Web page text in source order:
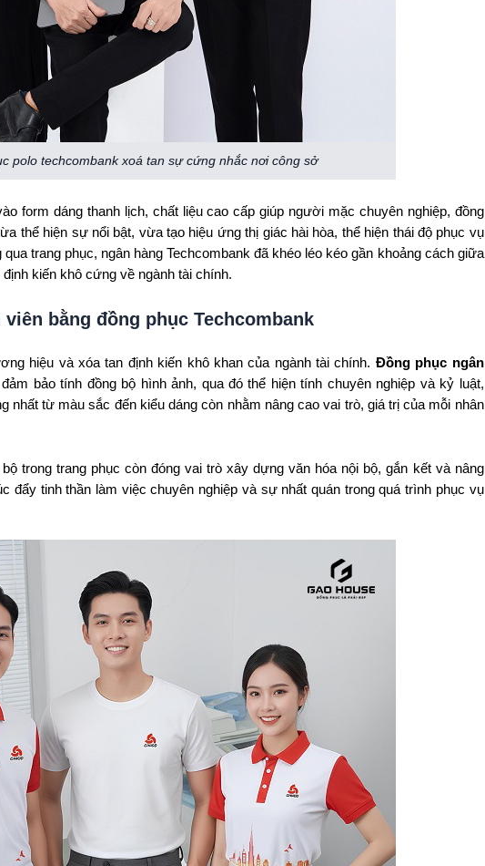
polo techcombank xoá tan sự cứng nhắc nơi công sở
form dáng thanh lịch, chất liệu cao cấp giúp người mặc chuyên nghiệp, đồng
thể hiện sự nổi bật, vừa tạo hiệu ứng thị giác hài hòa, thể hiện thái độ phục vụ
trang phục, ngân hàng Techcombank đã khéo léo kéo gần khoảng cách giữa
kiến khô cứng về ngành tài chính.
bằng đồng phục Techcombank
hiệu và xóa tan định kiến khô khan của ngành tài chính. Đồng phục ngân
bảo tính đồng bộ hình ảnh, qua đó thể hiện tính chuyên nghiệp và kỷ luật,
nhất từ màu sắc đến kiểu dáng còn nhằm nâng cao vai trò, giá trị của mỗi nhân
trong trang phục còn đóng vai trò xây dựng văn hóa nội bộ, gắn kết và nâng
đẩy tinh thần làm việc chuyên nghiệp và sự nhất quán trong quá trình phục vụ